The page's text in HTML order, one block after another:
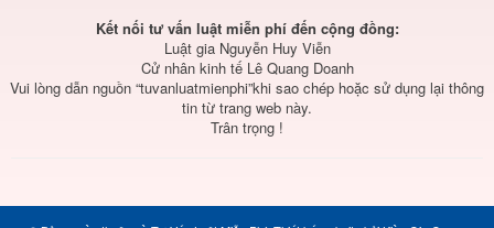
Kết nối tư vấn luật miễn phí đến cộng đồng:
Luật gia Nguyễn Huy Viễn
Cử nhân kinh tế Lê Quang Doanh
Vui lòng dẫn nguồn “tuvanluatmienphi”khi sao chép hoặc sử dụng lại thông
tin từ trang web này.
Trân trọng !